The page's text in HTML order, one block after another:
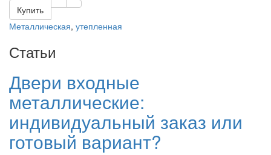
Купить
Металлическая, утепленная
Статьи
Двери входные
металлические:
индивидуальный заказ или
готовый вариант?